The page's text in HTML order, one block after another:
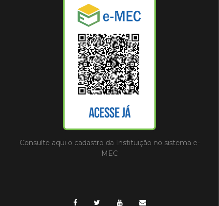
Consulte aqui o cadastro da Instituição no sistema e-
MEC